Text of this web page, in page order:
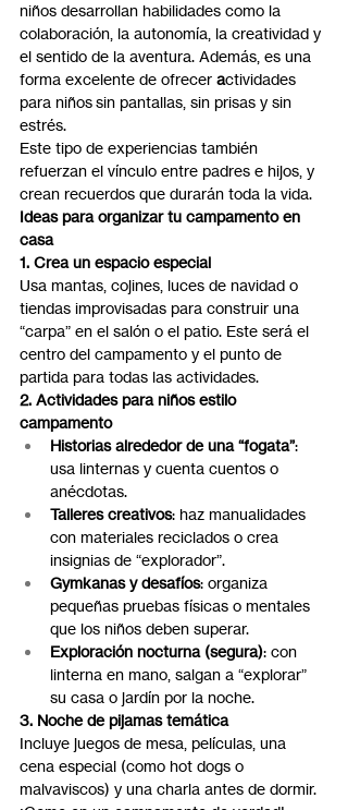
niños desarrollan habilidades como la
colaboración, la autonomía, la creatividad y
el sentido de la aventura. Además, es una
forma excelente de ofrecer actividades
para niños sin pantallas, sin prisas y sin
estrés.
Este tipo de experiencias también
refuerzan el vínculo entre padres e hijos, y
crean recuerdos que durarán toda la vida.
Ideas para organizar tu campamento en
casa
1. Crea un espacio especial
Usa mantas, cojines, luces de navidad o
tiendas improvisadas para construir una
“carpa” en el salón o el patio. Este será el
centro del campamento y el punto de
partida para todas las actividades.
2. Actividades para niños estilo
campamento
Historias alrededor de una “fogata”:
usa linternas y cuenta cuentos o
anécdotas.
Talleres creativos: haz manualidades
con materiales reciclados o crea
insignias de “explorador”.
Gymkanas y desafíos: organiza
pequeñas pruebas físicas o mentales
que los niños deben superar.
Exploración nocturna (segura): con
linterna en mano, salgan a “explorar”
su casa o jardín por la noche.
3. Noche de pijamas temática
Incluye juegos de mesa, películas, una
cena especial (como hot dogs o
malvaviscos) y una charla antes de dormir.